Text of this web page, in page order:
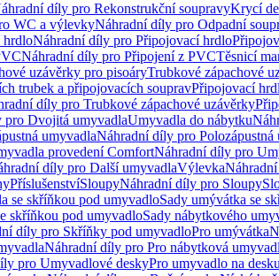
díly pro Rekonstrukční soupravyKrycí
WC a výlevkyNáhradní díly pro Odpadní
hrdloNáhradní díly pro Připojovací hrdlo
Náhradní díly pro Připojení z PVCTěsnicí
uzávěrky pro pisoáryTrubkové zápachové
trubek a připojovacích soupravPřipojovací
díly pro Trubkové zápachové uzávěrky
pro Dvojitá umyvadlaUmyvadla do nábytku
umyvadlaNáhradní díly pro Polozápustná
provedení ComfortNáhradní díly pro
díly pro Další umyvadlaVýlevka
PříslušenstvíSloupyNáhradní díly pro Sloupy
se skříňkou pod umyvadloSady umývátka se
skříňkou pod umyvadloSady nábytkového
díly pro Skříňky pod umyvadloPro umývátka
Náhradní díly pro Pro nábytková
pro Umyvadlové deskyPro umyvadlo na